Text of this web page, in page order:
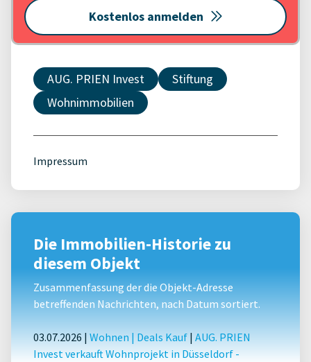
Kostenlos anmelden
AUG. PRIEN Invest
Stiftung
Wohnimmobilien
Impressum
Die Immobilien-Historie zu
diesem Objekt
Zusammenfassung der die Objekt-Adresse
betreffenden Nachrichten, nach Datum sortiert.
03.07.2026 | Wohnen | Deals Kauf | AUG. PRIEN
Invest verkauft Wohnprojekt in Düsseldorf -